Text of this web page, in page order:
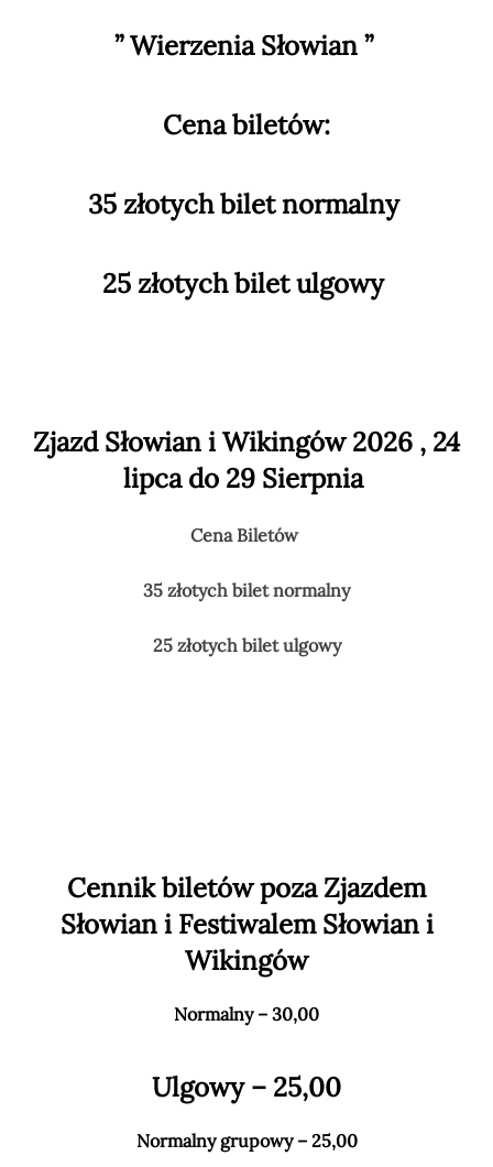
”Wierzenia Słowian ”
Cena biletów:
35 złotych bilet normalny
25 złotych bilet ulgowy
Zjazd Słowian i Wikingów 2026 , 24
lipca do 29 Sierpnia
Cena Biletów
35 złotych bilet normalny
25 złotych bilet ulgowy
Cennik biletówpoza Zjazdem
Słowian i Festiwalem Słowian i
Wikingów
Normalny – 30,00
Ulgowy – 25,00
Normalny grupowy – 25,00